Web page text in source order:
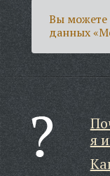
Вы можете
данных
я